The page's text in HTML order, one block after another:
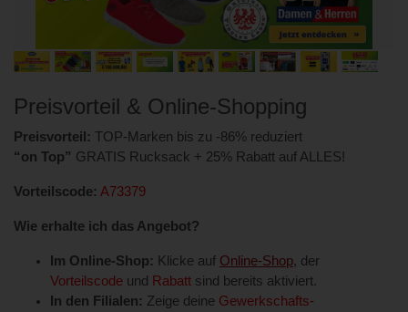
Preisvorteil & Online-Shopping
Preisvorteil: TOP-Marken bis zu -86% reduziert
“on Top” GRATIS Rucksack + 25% Rabatt auf ALLES!
Vorteilscode: A73379
Wie erhalte ich das Angebot?
Im Online-Shop: Klicke auf Online-Shop, der
Vorteilscode und Rabatt sind bereits aktiviert.
In den Filialen: Zeige deine Gewerkschafts-